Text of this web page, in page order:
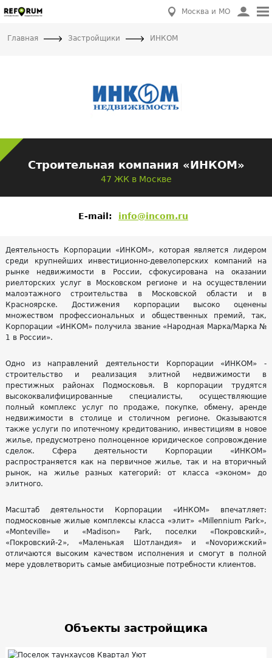
Москва и МО
Главная Застройщики ИНКОМ
Строительная компания «ИНКОМ»
47 ЖК в Москве
E-mail: info@incom.ru
Деятельность Корпорации «ИНКОМ», которая является лидером
среди крупнейших инвестиционно-девелоперских компаний на
рынке недвижимости в России, сфокусирована на оказании
риелторских услуг в Московском регионе и на осуществлении
малоэтажного строительства в Московской области и в
Красноярске. Достижения корпорации высоко оценены
множеством профессиональных и общественных премий, так,
Корпорации «ИНКОМ» получила звание «Народная Марка/Марка №
1 в России».
Одно из направлений деятельности Корпорации «ИНКОМ» -
строительство и реализация элитной недвижимости в
престижных районах Подмосковья. В корпорации трудятся
высококвалифицированные специалисты, осуществляющие
полный комплекс услуг по продаже, покупке, обмену, аренде
недвижимости в столице и столичном регионе. Оказываются
также услуги по ипотечному кредитованию, инвестициям в новое
жилье, предусмотрено полноценное юридическое сопровождение
сделок. Сфера деятельности Корпорации «ИНКОМ»
распространяется как на первичное жилье, так и на вторичный
рынок, на жилье разных категорий: от класса «эконом» до
элитного.
Масштаб деятельности Корпорации «ИНКОМ» впечатляет:
подмосковные жилые комплексы класса «элит» «Millennium Park»,
«Monteville» и «Madison» Park, поселки «Покровский»,
«Покровский-2», «Маленькая Шотландия» и «Novoрижский»
отличаются высоким качеством исполнения и смогут в полной
мере удовлетворить самые амбициозные потребности клиентов.
Объекты застройщика